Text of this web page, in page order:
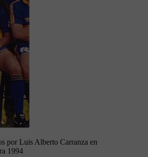
por Luis Alberto Carranza en
1994